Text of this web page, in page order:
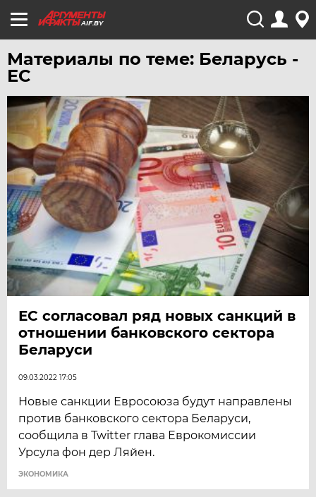
AIF.BY
Материалы по теме: Беларусь -
ЕС
ЕС согласовал ряд новых санкций в
отношении банковского сектора
Беларуси
09.03.2022 17:05
Новые санкции Евросоюза будут направлены
против банковского сектора Беларуси,
сообщила в Twitter глава Еврокомиссии
Урсула фон дер Ляйен.
ЭКОНОМИКА